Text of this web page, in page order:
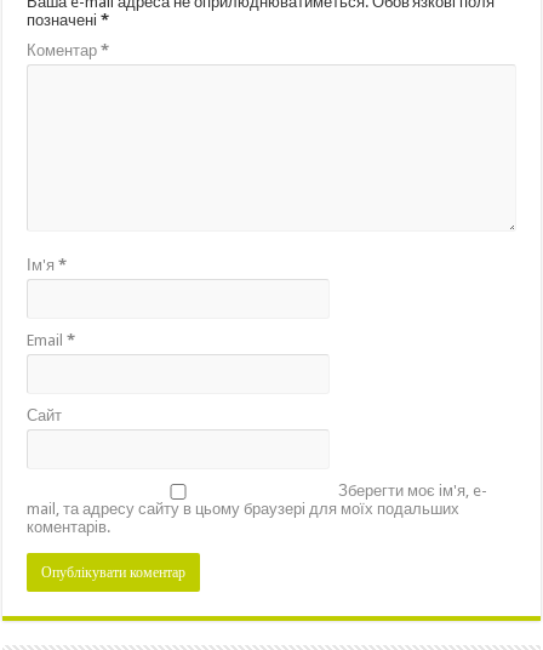
позначені*
Коментар*
Ім'я*
Email*
Сайт
Зберегти моє ім'я, e-
mail, та адресу сайту в цьому браузері для моїх подальших
коментарів.